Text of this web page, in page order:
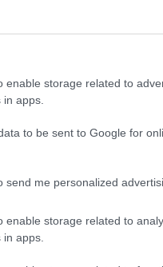
enable storage related to
apps.
to be sent to Google for
send me personalized
enable storage related to
apps.
Ez csak azt bizonyítja,
jó. Bár néha nehéz eset